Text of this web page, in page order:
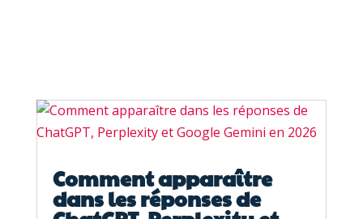
Comment apparaître
dans les réponses de